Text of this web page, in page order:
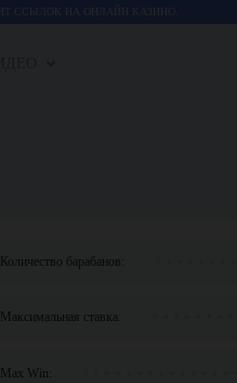
Количество барабанов:
Максимальная ставка:
Max Win: